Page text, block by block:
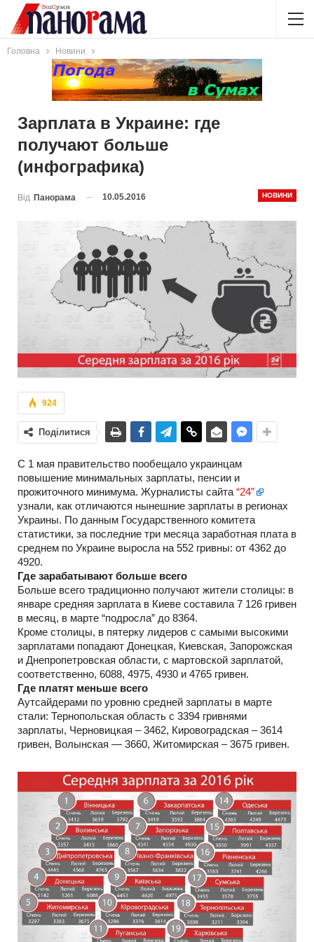
Головна Новини
Зарплата в Украине: где
получают больше
(инфографика)
НОВИНИ
Від Панорама 10.05.2016
924
Поділитися
С 1 мая правительство пообещало украинцам
повышение минимальных зарплаты, пенсии и
прожиточного минимума. Журналисты сайта “24”
узнали, как отличаются нынешние зарплаты в регионах
Украины. По данным Государственного комитета
статистики, за последние три месяца заработная плата в
среднем по Украине выросла на 552 гривны: от 4362 до
4920.
Где зарабатывают больше всего
Больше всего традиционно получают жители столицы: в
январе средняя зарплата в Киеве составила 7 126 гривен
в месяц, в марте “подросла” до 8364.
Кроме столицы, в пятерку лидеров с самыми высокими
зарплатами попадают Донецкая, Киевская, Запорожская
и Днепропетровская области, с мартовской зарплатой,
соответственно, 6088, 4975, 4930 и 4765 гривен.
Где платят меньше всего
Аутсайдерами по уровню средней зарплаты в марте
стали: Тернопольская область с 3394 гривнями
зарплаты, Черновицкая – 3462, Кировоградская – 3614
гривен, Волынская — 3660, Житомирская – 3675 гривен.